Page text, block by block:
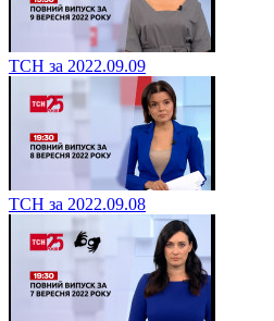
ТСН за 2022.09.09
ТСН за 2022.09.08